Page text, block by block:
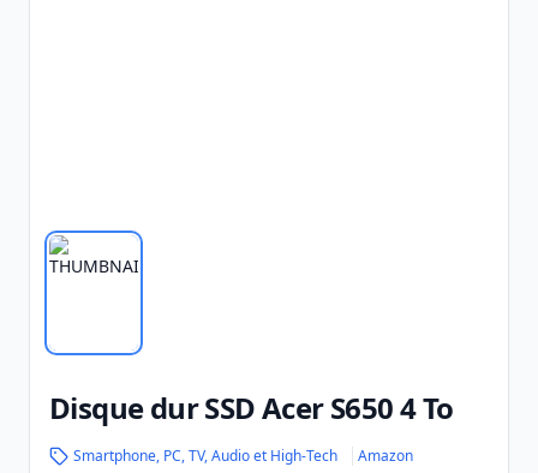
Disque dur SSD Acer S650 4 To
Smartphone, PC, TV, Audio et High-Tech Amazon